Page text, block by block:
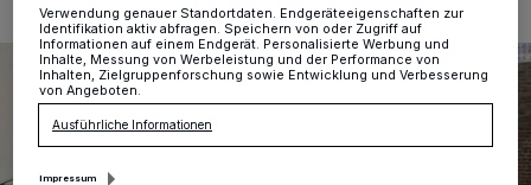
Verwendung genauer Standortdaten. Endgeräteeigenschaften zur
Identifikation aktiv abfragen. Speichern von oder Zugriff auf
Informationen auf einem Endgerät. Personalisierte Werbung und
Inhalte, Messung von Werbeleistung und der Performance von
Inhalten, Zielgruppenforschung sowie Entwicklung und Verbesserung
von Angeboten.
Ausführliche Informationen
Impressum